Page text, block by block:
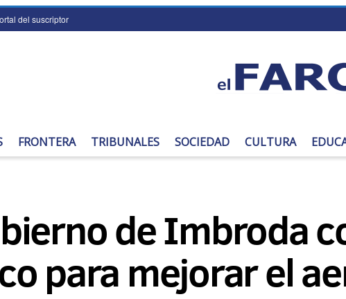
del suscriptor
FRONTERA TRIBUNALES SOCIEDAD CULTURA
de Imbroda
para mejorar el